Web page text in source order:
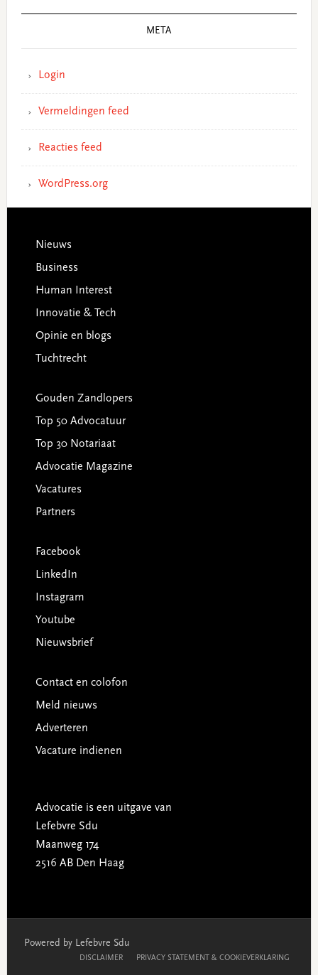
META
Login
Vermeldingen feed
Reacties feed
WordPress.org
Footer
Nieuws
Business
Human Interest
Innovatie & Tech
Opinie en blogs
Tuchtrecht
Gouden Zandlopers
Top 50 Advocatuur
Top 30 Notariaat
Advocatie Magazine
Vacatures
Partners
Facebook
LinkedIn
Instagram
Youtube
Nieuwsbrief
Contact en colofon
Meld nieuws
Adverteren
Vacature indienen
Advocatie is een uitgave van
Lefebvre Sdu
Maanweg 174
2516 AB Den Haag
Powered by Lefebvre Sdu
DISCLAIMER PRIVACY STATEMENT & COOKIEVERKLARING